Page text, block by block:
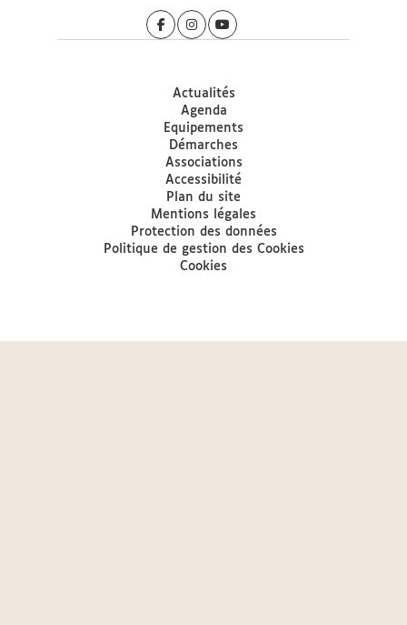
Actualités
Agenda
Equipements
Démarches
Associations
Accessibilité
Plan du site
Mentions légales
Protection des données
Politique de gestion des Cookies
Cookies